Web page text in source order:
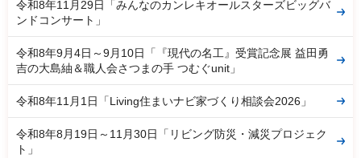
令和8年11月29日「みんなのカンレキオールスターズビッグバ
ンドコンサート」
令和8年9月4日～9月10日「『現代の名工』受賞記念展 益田勇
吉の大島紬＆職人会さつまの手 つむぐunit」
令和8年11月1日「Living住まいナビ家づくり相談会2026」
令和8年8月19日～11月30日「リビング防災・減災プロジェク
ト」